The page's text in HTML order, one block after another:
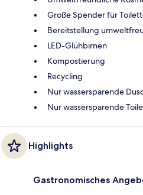
Große Spender für
Bereitstellung
LED-Glühbirnen
Kompostierung
Recycling
Nur wassersparende
Nur wassersparende
Highlights
Gastronomisches